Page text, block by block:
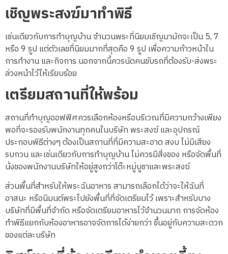
เชิญพระสงฆ์มาทำพิธี
เช่นเดียวกับการทำบุญบ้าน จำนวนพระที่นิยมเชิญมามักจะเป็น 5, 7
หรือ 9 รูป แต่ตัวเลขที่นิยมมากที่สุดคือ 9 รูป เพื่อความก้าวหน้าใน
การทำงาน และกิจการ นอกจากนี้ควรนัดคนขับรถที่ต้องรับ-ส่งพระ
ล่วงหน้าไว้ให้เรียบร้อย
เตรียมสถานที่ให้พร้อม
สถานที่ทำบุญออฟฟิศควรเลือกห้องหรือบริเวณที่มีความกว้างเพียง
พอที่จะรองรับพนักงานทุกคนในบริษัท พระสงฆ์ และอุปกรณ์
ประกอบพิธีต่างๆ ต้องเป็นสถานที่ที่มีความสะอาด สงบ ไม่มีเสียง
รบกวน และเช่นเดียวกับการทำบุญบ้าน ไม่ควรมีสิ่งของ หรือจัดพื้นที่
นั่งของพนักงานบริษัทให้อยู่สูงกว่าโต๊ะหมู่บูชาและพระสงฆ์
ส่วนพื้นที่สำหรับให้พระฉันอาหาร สามารถเลือกได้ว่าจะให้ฉันที่
อาสนะ หรือนิมนต์พระไปยังพื้นที่ที่จัดเตรียมไว้ เพราะสำหรับบาง
บริษัทที่มีพื้นที่จำกัด หรือจัดเตรียมอาหารไว้จำนวนมาก การจัดห้อง
ทำพิธีแยกกับห้องอาหารอาจจัดการได้ง่ายกว่า ขึ้นอยู่กับความสะดวก
ของแต่ละบริษัท